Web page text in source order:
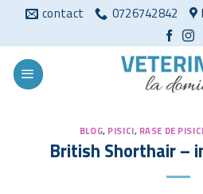
conținut
contact 0726742842
BLOG, PISICI, RASE DE PISICI
British Shorthair –